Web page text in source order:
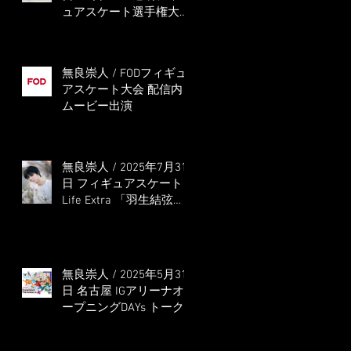
ュアスケート選手権大会
無良崇人 / FODフィギュ
アスケート大会 配信内
ムービー出演
無良崇人 / 2025年7月31
日 フィギュアスケート
Life Extra 「羽生結弦
無良崇人 / 2025年5月31
日 名古屋 IGアリーナオ
ープニングDAYs トーク